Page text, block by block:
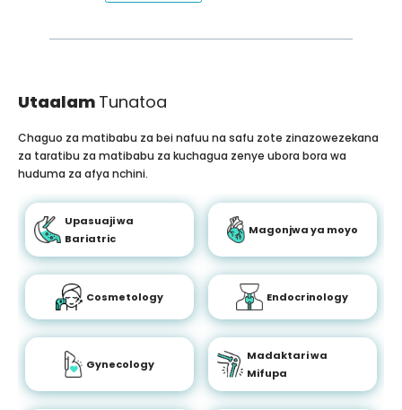
Utaalam Tunatoa
Chaguo za matibabu za bei nafuu na safu zote zinazowezekana
za taratibu za matibabu za kuchagua zenye ubora bora wa
huduma za afya nchini.
Upasuaji wa
Bariatric
Magonjwa ya moyo
Cosmetology Endocrinology
Gynecology
Madaktari wa
Mifupa